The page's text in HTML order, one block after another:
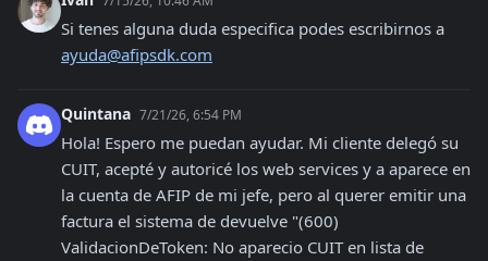
ayuda@afipsdk.com
Quintana 7/21/26, 6:54 PM
Hola! Espero me puedan ayudar. Mi cliente delegó su
CUIT, acepté y autoricé los web services y a aparece en
la cuenta de AFIP de mi jefe, pero al querer emitir una
factura el sistema de devuelve "(600)
ValidacionDeToken: No aparecio CUIT en lista de